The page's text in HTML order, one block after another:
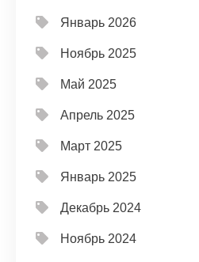
Январь 2026
Ноябрь 2025
Май 2025
Апрель 2025
Март 2025
Январь 2025
Декабрь 2024
Ноябрь 2024